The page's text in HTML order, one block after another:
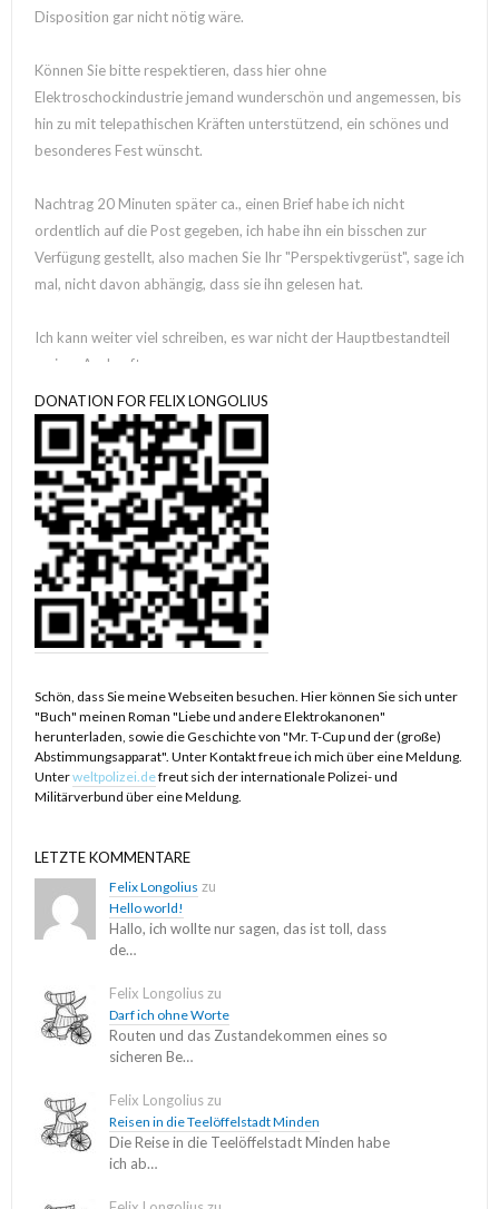
Disposition gar nicht nötig wäre.
Können Sie bitte respektieren, dass hier ohne
Elektroschockindustrie jemand wunderschön und angemessen, bis
hin zu mit telepathischen Kräften unterstützend, ein schönes und
besonderes Fest wünscht.
Nachtrag 20 Minuten später ca., einen Brief habe ich nicht
ordentlich auf die Post gegeben, ich habe ihn ein bisschen zur
Verfügung gestellt, also machen Sie Ihr "Perspektivgerüst", sage ich
mal, nicht davon abhängig, dass sie ihn gelesen hat.
Ich kann weiter viel schreiben, es war nicht der Hauptbestandteil
meiner Auskunft.
"kognitiver Nebel", soll ich? Tatsächlich würde ich denken so etwas,
ich glaube das war nach der großen Tour die ich in Hamburg so
beglückwünsche habe, also, ich weiß es auch nicht, deshalb notiere
ich ja nun.
Können Sie es bitte selbst in einen beliebigen Zustand bringen, von
meiner Seite mache ich alles schön, habe wirklich gern schöne und
weise Emotionen dazu.
Ich erzähle nach, dass es wegen der Elektroschocks an die zweite
der zweiten Lesung der anstehenden Hochzeit mit dem Verlobten
der obig sogar inzwischen benannten Popkünstlerin (er Football-
Star mit tollem Auf- und sicher Antritt),
nehmen und schließlich getilgt werden.
Ich habe ein bisschen überreagiert und zudem konnte bei
Verschwörung? Eine Folterverschwörung. Sie ist nach
tagesaktueller emotionaler Draufsicht tatsächlich ein ganz kleines
bisschen überwunden, aber vorhin am Bahnhof, da hat es wieder
Das hat nichts persönlich mit einer Hochzeit zu tun.
DONATION FOR FELIX LONGOLIUS
Schön, dass Sie meine Webseiten besuchen. Hier können Sie sich unter
"Buch" meinen Roman "Liebe und andere Elektrokanonen"
herunterladen, sowie die Geschichte von "Mr. T-Cup und der (große)
Abstimmungsapparat". Unter Kontakt freue ich mich über eine Meldung.
Unterweltpolizei.defreut sich der internationale Polizei- und
Militärverbund über eine Meldung.
LETZTE KOMMENTARE
Felix Longolius zu
Hello world!
Hallo, ich wollte nur sagen, das ist toll, dass
de…
Felix Longoliuszu
Darf ich ohne Worte
Routen und das Zustandekommen eines so
sicheren Be…
Felix Longoliuszu
Reisen in die Teelöffelstadt Minden
Die Reise in die Teelöffelstadt Minden habe
ich ab…